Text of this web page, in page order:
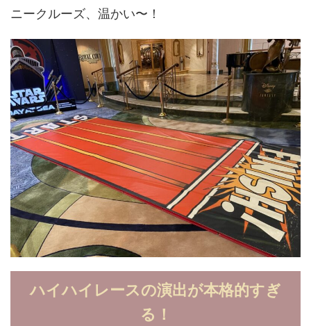
ニークルーズ、温かい〜！
ハイハイレースの演出が本格的すぎ
る！